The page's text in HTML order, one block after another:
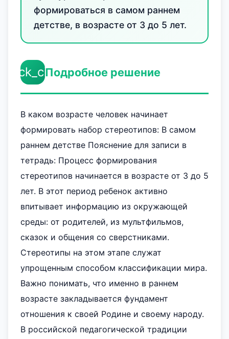
формироваться в самом раннем
детстве, в возрасте от 3 до 5 лет.
Подробное решение
В каком возрасте человек начинает
формировать набор стереотипов: В самом
раннем детстве Пояснение для записи в
тетрадь: Процесс формирования
стереотипов начинается в возрасте от 3 до 5
лет. В этот период ребенок активно
впитывает информацию из окружающей
среды: от родителей, из мультфильмов,
сказок и общения со сверстниками.
Стереотипы на этом этапе служат
упрощенным способом классификации мира.
Важно понимать, что именно в раннем
возрасте закладывается фундамент
отношения к своей Родине и своему народу.
В российской педагогической традиции